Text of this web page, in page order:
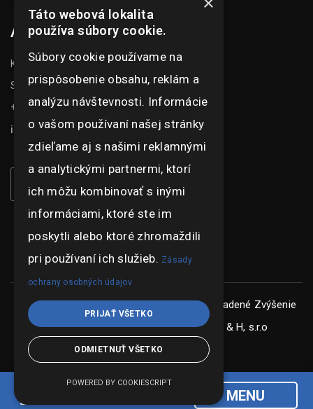
MENU
Adresa
Kasarenská 1504/51
Senica 905 01
+421 948 073 915
info@ghexpo.sk
Copyright © ghexpo 2026, všetky práva vyhradené Zvýšenie
konkurencieschopnosti spoločnosti G & H, s.r.o
Táto webová lokalita
používa súbory cookie.
Súbory cookie používame na
prispôsobenie obsahu, reklám a
analýzu návštevnosti. Informácie
o vašom používaní našej stránky
zdieľame aj s našimi reklamnými
a analytickými partnermi, ktorí
ich môžu kombinovať s inými
informáciami, ktoré ste im
poskytli alebo ktoré zhromaždili
pri používaní ich služieb. Zásady
ochrany osobných údajov
PRIJAŤ VŠETKO
ODMIETNUŤ VŠETKO
POWERED BY COOKIESCRIPT